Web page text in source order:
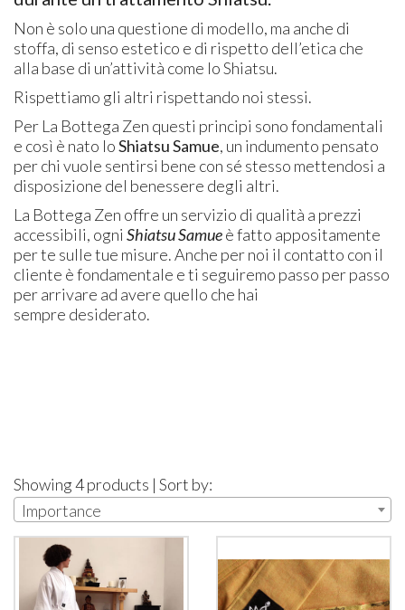
Non è solo una questione di modello, ma anche di
stoffa, di senso estetico e di rispetto dell’etica che
alla base di un’attività come lo Shiatsu.
Rispettiamo gli altri rispettando noi stessi.
Per La Bottega Zen questi principi sono fondamentali
e così è nato loShiatsu Samue, un indumento pensato
per chi vuole sentirsi bene con sé stesso mettendosi a
disposizione del benessere degli altri.
La Bottega Zen offre un servizio di qualità a prezzi
accessibili, ogniShiatsu Samueè fatto appositamente
per te sulle tue misure. Anche per noi il contatto con il
cliente è fondamentale e ti seguiremo passo per passo
per arrivare ad avere quello che hai
sempre desiderato.
Showing 4 products | Sort by:
Importance